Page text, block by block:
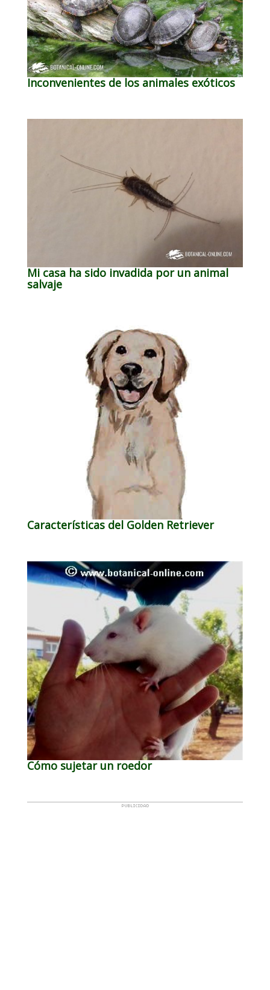
Inconvenientes de los animales exóticos
Mi casa ha sido invadida por un animal
salvaje
Características del Golden Retriever
Cómo sujetar un roedor